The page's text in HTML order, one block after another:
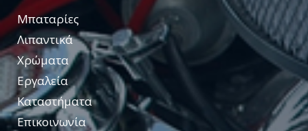
Μπαταρίες
Λιπαντικά
Χρώματα
Εργαλεία
Καταστήματα
Επικοινωνία